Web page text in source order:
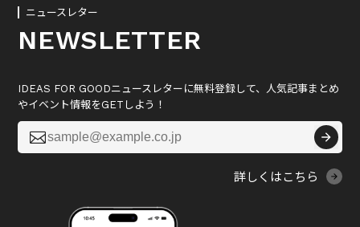
ニュースレター
NEWSLETTER
IDEAS FOR GOODニュースレターに無料登録して、人気記事まとめ
やイベント情報をGETしよう！

詳しくはこちら